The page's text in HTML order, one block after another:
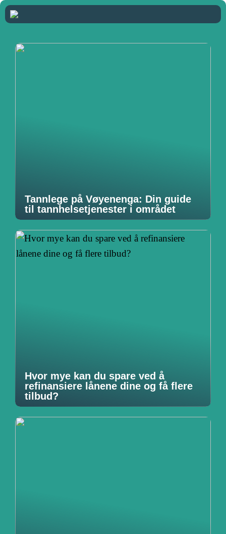
Tannlege på Vøyenenga: Din guide
til tannhelsetjenester i området
Hvor mye kan du spare ved å
refinansiere lånene dine og få flere
tilbud?